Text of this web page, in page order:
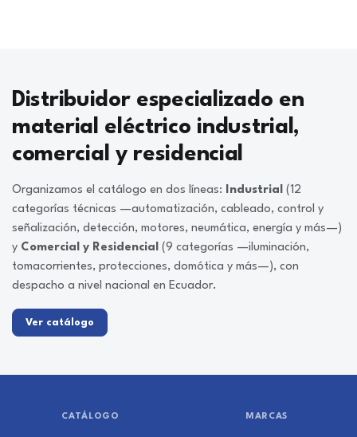
Distribuidor especializado en
material eléctrico industrial,
comercial y residencial
Organizamos el catálogo en dos líneas: Industrial (12
categorías técnicas —automatización, cableado, control y
señalización, detección, motores, neumática, energía y más—)
y Comercial y Residencial (9 categorías —iluminación,
tomacorrientes, protecciones, domótica y más—), con
despacho a nivel nacional en Ecuador.
Ver catálogo
CATÁLOGO MARCAS